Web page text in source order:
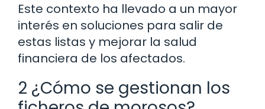
Este contexto ha llevado a un mayor
interés en soluciones para salir de
estas listas y mejorar la salud
financiera de los afectados.
2 ¿Cómo se gestionan los